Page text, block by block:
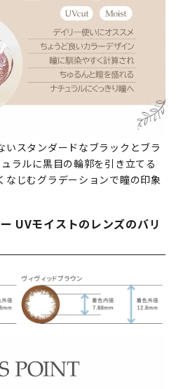
いスタンダードなブラックとブラ
ラルに黒目の輪郭を引き立てる
なじむグラデーションで瞳の印象
UVモイストのレンズのバリ